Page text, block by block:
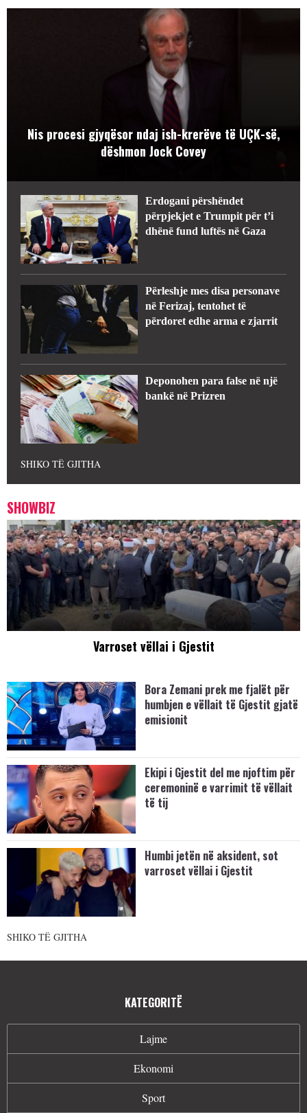
Nis procesi gjyqësor ndaj ish-krerëve të UÇK-së,
dëshmon Jock Covey
Erdogani përshëndet
përpjekjet e Trumpit për t’i
dhënë fund luftës në Gaza
Përleshje mes disa personave
në Ferizaj, tentohet të
përdoret edhe arma e zjarrit
Deponohen para false në një
bankë në Prizren
SHIKO TË GJITHA
SHOWBIZ
Varroset vëllai i Gjestit
Bora Zemani prek me fjalët për
humbjen e vëllait të Gjestit gjatë
emisionit
Ekipi i Gjestit del me njoftim për
ceremoninë e varrimit të vëllait
të tij
Humbi jetën në aksident, sot
varroset vëllai i Gjestit
SHIKO TË GJITHA
KATEGORITË
Lajme
Ekonomi
Sport